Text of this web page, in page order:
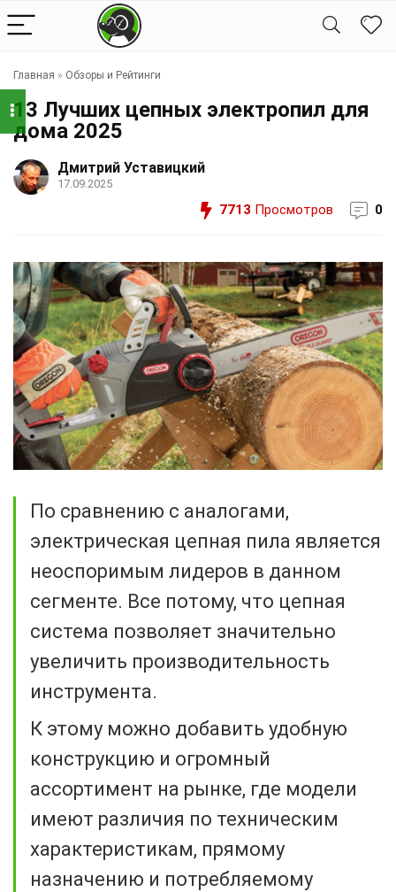
Главная » Обзоры и Рейтинги
13 Лучших цепных электропил для
дома 2025
Дмитрий Уставицкий
17.09.2025
7713 Просмотров 0
По сравнению с аналогами,
электрическая цепная пила является
неоспоримым лидеров в данном
сегменте. Все потому, что цепная
система позволяет значительно
увеличить производительность
инструмента.
К этому можно добавить удобную
конструкцию и огромный
ассортимент на рынке, где модели
имеют различия по техническим
характеристикам, прямому
назначению и потребляемому